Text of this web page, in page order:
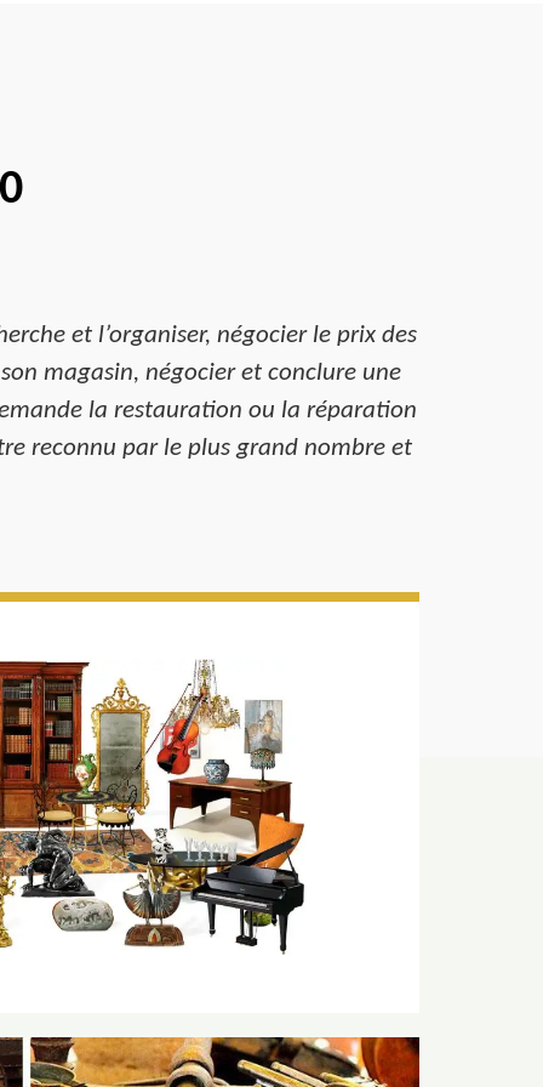
et l’organiser, négocier le prix des
magasin, négocier et conclure une
la restauration ou la réparation
reconnu par le plus grand nombre et